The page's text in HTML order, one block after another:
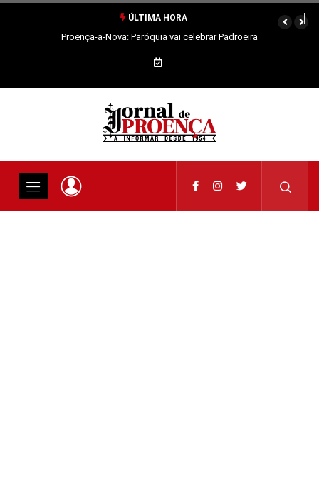
ÚLTIMA HORA
Proença-a-Nova: Paróquia vai celebrar Padroeira